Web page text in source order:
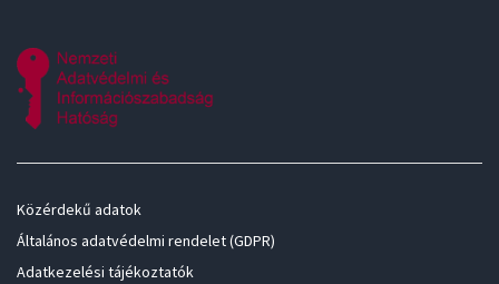
Közérdekű adatok
Általános adatvédelmi rendelet (GDPR)
Adatkezelési tájékoztatók